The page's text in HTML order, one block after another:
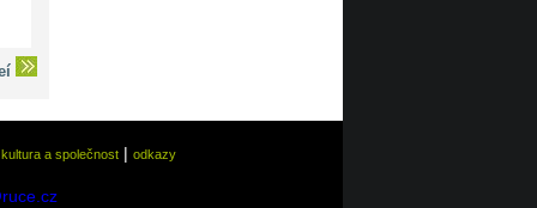
kultura a společnost| odkazy